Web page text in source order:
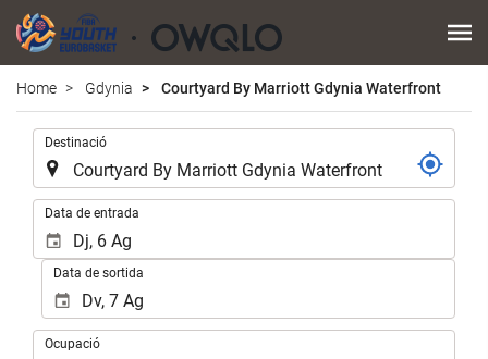
Home Gdynia Courtyard By Marriott Gdynia Waterfront
Destinació
Data de entrada
Data de sortida
Ocupació
Ocupació